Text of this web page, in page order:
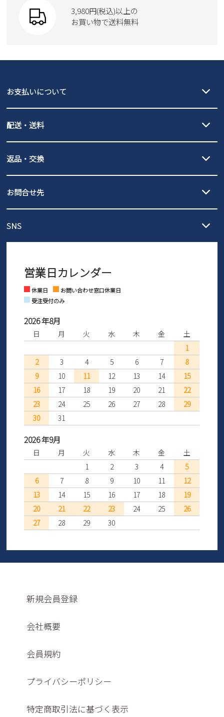
moz
Parade
GAP
new balance
瞬足
3,980円(税込)以上の
お買い物で送料無料
お支払いについて
PayPay（オンライン決済）、代金引換のご利用が可能です。
配送・送料
北海道・本州・四国・九州…550円
3,980円（税込）以上お買い上げで送料無料
ご利用ください。
全国一律…220円（税込）
発送日・送料詳細についてはご利用ガイドを
ご利用ください。
返品・交換
の片道無料サービスを実施中！
ントとしても安心してご利用いただけるよう、サイズ交換の受付期
さい。
お問合せ先
営業時間：11時～17時
※土日祝はお問い合わせ窓口休業日となります。
SNS
Facebook Instagram
営業日カレンダー
休業日
お問い合わせ窓口休業日
受注受付のみ
2026 年8月
日 月 火 水 木 金
土
1
2
3 4 5 6 7
8
9
10 11 12 13 14
15
16
17 18 19 20 21
22
23
24 25 26 27 28
29
30
31
2026 年9月
日 月 火 水 木 金
土
1
2 3 4
5
6
7 8 9 10 11
12
13
14 15 16 17 18
19
20
21 22 23 24 25
26
27
28 29 30
新規会員登録
会社概要
会員規約
プライバシーポリシー
特定商取引法に基づく表示